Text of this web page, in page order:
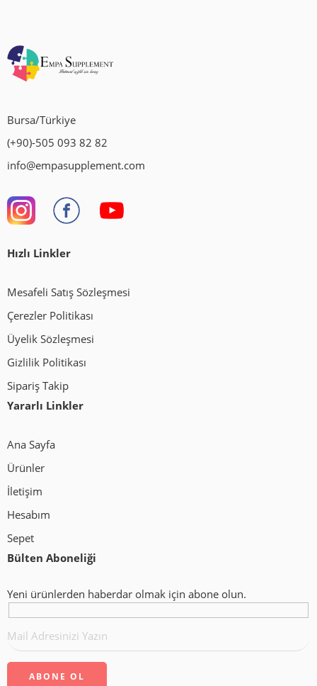
Bursa/Türkiye
(+90)-505 093 82 82
info@empasupplement.com
Hızlı Linkler
Mesafeli Satış Sözleşmesi
Çerezler Politikası
Üyelik Sözleşmesi
Gizlilik Politikası
Sipariş Takip
Yararlı Linkler
Ana Sayfa
Ürünler
İletişim
Hesabım
Sepet
Bülten Aboneliği
Yeni ürünlerden haberdar olmak için abone olun.